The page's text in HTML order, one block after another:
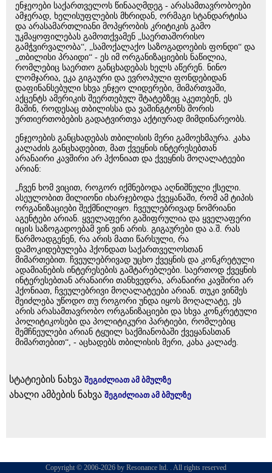
ენჯეოები საქართველოს წინააღმდეგ - არასამთავრობოები
ამჯერად, ხელისუფლების მხრიდან, ორმაგი სტანდარტისა
და არასამართლიანი მოპყრობის კრიტიკის გამო
უკმაყოფილებას გამოთქვამენ „საერთაშორისო
გამჭვირვალობა“, „სამოქალაქო საზოგადოების ფონდი“ და
„თბილისი პრაიდი“ - ეს იმ ორგანიზაციების ნაწილია,
რომლებიც საერთო განცხადებას ხელს აწერენ. ნინო
ლომჯარია, ეკა გიგაური და ევროპული ფონდებიდან
დაფინანსებული სხვა ენჯეო ლიდერები, მიმართვაში,
აქცენტს ამერიკის შეერთებულ შტატებზეც აკეთებენ, ეს
მაშინ, როდესაც თბილისსა და ვაშინგტონს შორის
ურთიერთობების გადატვირთვა აქტიურად მიმდინარეობს.
ენჯეოების განცხადებას თბილისის მერი გამოეხმაურა. კახა
კალაძის განცხადებით, მათ ქვეყნის ინტერესებთან
არანაირი კავშირი არ ჰქონიათ და ქვეყნის მოღალატეები
არიან:
„ჩვენ ხომ ვიცით, როგორ იქმნებოდა აღნიშნული ქსელი.
ასეულობით მილიონი იხარჯებოდა ქვეყანაში, რომ ამ ტიპის
ორგანიზაციები შექმნილიყო. ჩვეულებრივად ნომრიანი
აგენტები არიან. ყველაფერი გაშიფრულია და ყველაფერი
იცის საზოგადოებამ ვინ ვინ არის. გიგაურები და ა.შ. რას
წარმოადგენენ, რა არის მათი წარსული, რა
დამოკიდებულება ჰქონდათ საქართველოსთან
მიმართებით. ჩვეულებრივად უცხო ქვეყნის და კონკრეტული
ადამიანების ინტერესების გამტარებლები. საერთოდ ქვეყნის
ინტერესებთან არანაირი თანხვედრა, არანაირი კავშირი არ
ჰქონიათ, ჩვეულებრივი მოღალატეები არიან. თუკი ვინმეს
შეიძლება უწოდო თუ როგორი უნდა იყოს მოღალატე, ეს
არის არასამთავრობო ორგანიზაციები და სხვა კონკრეტული
პოლიტიკოსები და პოლიტიკური პარტიები, რომლებიც
შემჩნეულები არიან ტყუილ საქმიანობაში ქვეყანასთან
მიმართებით“, - აცხადებს თბილისის მერი, კახა კალაძე.
სტატიების ნახვა შეგიძლიათ ამ ბმულზე
ახალი ამბების ნახვა შეგიძლიათ ამ ბმულზე
Copyright © 2006-2026 by Resonance ltd. . All rights reserved